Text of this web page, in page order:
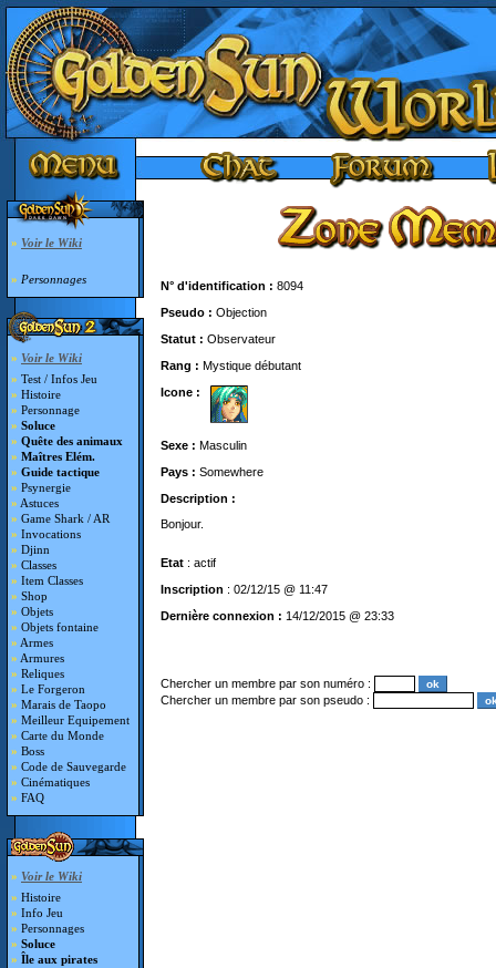
» Voir le Wiki
» Personnages
» Voir le Wiki
» Test / Infos Jeu
» Histoire
» Personnage
» Soluce
» Quête des animaux
» Maîtres Elém.
» Guide tactique
» Psynergie
» Astuces
» Game Shark / AR
» Invocations
» Djinn
» Classes
» Item Classes
» Shop
» Objets
» Objets fontaine
» Armes
» Armures
» Reliques
» Le Forgeron
» Marais de Taopo
» Meilleur Equipement
» Carte du Monde
» Boss
» Code de Sauvegarde
» Cinématiques
» FAQ
» Voir le Wiki
» Histoire
» Info Jeu
» Personnages
» Soluce
» Île aux pirates
N° d'identification : 8094
Pseudo : Objection
Statut : Observateur
Rang : Mystique débutant
Icone :
Sexe : Masculin
Pays : Somewhere
Description :
Bonjour.
Etat : actif
Inscription : 02/12/15 @ 11:47
Dernière connexion : 14/12/2015 @ 23:33
Chercher un membre par son numéro :
Chercher un membre par son pseudo :